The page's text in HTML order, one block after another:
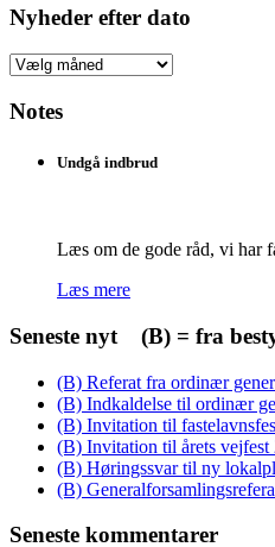
emne
Nyheder efter dato
Nyheder
dato
Notes
Undgå indbrud
Læs om de gode råd, vi har
Læs mere
Seneste nyt (B) = fra
(B) Referat fra ordinær
(B) Indkaldelse til ordinær
(B) Invitation til
(B) Invitation til årets vejfest
(B) Høringssvar til ny
(B)
Seneste kommentarer